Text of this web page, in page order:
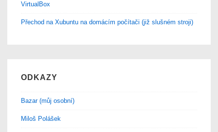
VirtualBox
Přechod na Xubuntu na domácím počítači (již slušném stroji)
ODKAZY
Bazar (můj osobní)
Miloš Polášek